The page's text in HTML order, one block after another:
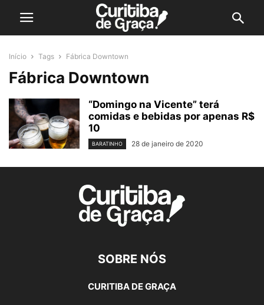
Início Tags Fábrica Downtown
Fábrica Downtown
“Domingo na Vicente” terá
comidas e bebidas por apenas R$
10
BARATINHO 28 de janeiro de 2020
SOBRE NÓS
CURITIBA DE GRAÇA